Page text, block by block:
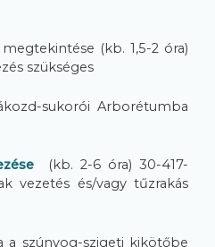
(kb. 1,5-2 óra)
szükséges
sukorói Arborétumba
(kb. 2-6 óra) 30-417-
vezetés és/vagy tűzrakás
a szúnyog-szigeti kikötőbe